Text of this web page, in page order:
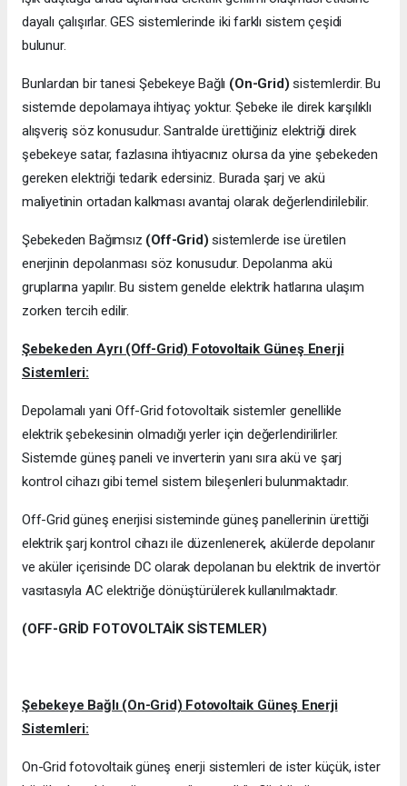
dayalı çalışırlar. GES sistemlerinde iki farklı sistem çeşidi
bulunur.
Bunlardan bir tanesi Şebekeye Bağlı (On-Grid) sistemlerdir. Bu
sistemde depolamaya ihtiyaç yoktur. Şebeke ile direk karşılıklı
alışveriş söz konusudur. Santralde ürettiğiniz elektriği direk
şebekeye satar, fazlasına ihtiyacınız olursa da yine şebekeden
gereken elektriği tedarik edersiniz. Burada şarj ve akü
maliyetinin ortadan kalkması avantaj olarak değerlendirilebilir.
Şebekeden Bağımsız (Off-Grid) sistemlerde ise üretilen
enerjinin depolanması söz konusudur. Depolanma akü
gruplarına yapılır. Bu sistem genelde elektrik hatlarına ulaşım
zorken tercih edilir.
Şebekeden Ayrı (Off-Grid) Fotovoltaik Güneş Enerji
Sistemleri:
Depolamalı yani Off-Grid fotovoltaik sistemler genellikle
elektrik şebekesinin olmadığı yerler için değerlendirilirler.
Sistemde güneş paneli ve inverterin yanı sıra akü ve şarj
kontrol cihazı gibi temel sistem bileşenleri bulunmaktadır.
Off-Grid güneş enerjisi sisteminde güneş panellerinin ürettiği
elektrik şarj kontrol cihazı ile düzenlenerek, akülerde depolanır
ve aküler içerisinde DC olarak depolanan bu elektrik de invertör
vasıtasıyla AC elektriğe dönüştürülerek kullanılmaktadır.
(OFF-GRİD FOTOVOLTAİK SİSTEMLER)
Şebekeye Bağlı (On-Grid) Fotovoltaik Güneş Enerji
Sistemleri:
On-Grid fotovoltaik güneş enerji sistemleri de ister küçük, ister